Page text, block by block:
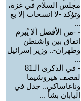
مجلس السلام في غزة،
وتؤكد -لا انسحاب إلا بع
...
- -من الأفضل ألا يُبرم
اتفاق بين واشنطن
وطهران-.. وزير إسرائيل
...
-
في الذكرى الـ81
لقصف هيروشيما
وناغاساكي.. جدل في
اليابان بشأ ...